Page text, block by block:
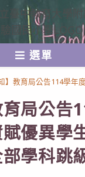
選單
知】教育局公告114學
育局公告
優異學
學科跳